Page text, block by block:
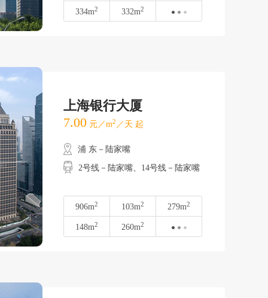
334m2 332m2
上海银行大厦
7.00 元／m2 ／天 起
浦 东－陆家嘴
2号线－陆家嘴、14号线－陆家嘴
906m2 103m2 279m2
148m2 260m2